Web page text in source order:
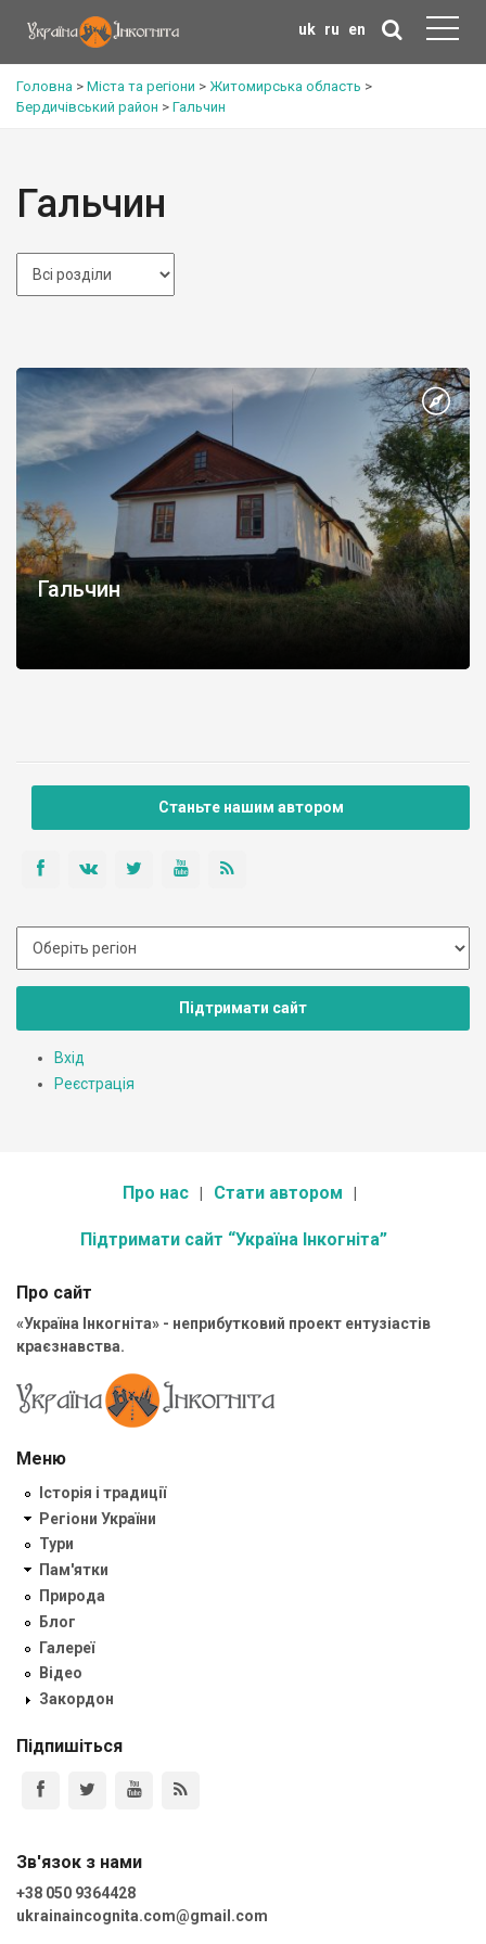
uk ru en
Головна > Міста та регіони > Житомирська область >
Бердичівський район > Гальчин
Гальчин
Гальчин
Станьте нашим автором
Підтримати сайт
Вхід
Реєстрація
Про нас Стати автором
Підтримати сайт “Україна Інкогніта”
Про сайт
«Україна Інкогніта» - неприбутковий проект ентузіастів
краєзнавства.
Меню
Історія і традиції
Регіони України
Тури
Пам'ятки
Природа
Блог
Галереї
Відео
Закордон
Підпишіться
Зв'язок з нами
+38 050 9364428
ukrainaincognita.com@gmail.com